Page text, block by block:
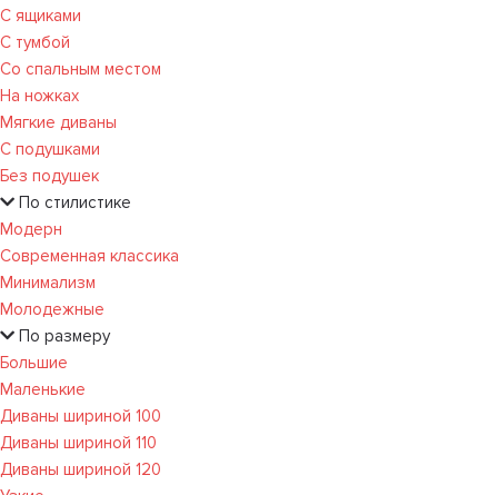
С ящиками
С тумбой
Со спальным местом
На ножках
Мягкие диваны
С подушками
Без подушек
По стилистике
Модерн
Современная классика
Минимализм
Молодежные
По размеру
Большие
Маленькие
Диваны шириной 100
Диваны шириной 110
Диваны шириной 120